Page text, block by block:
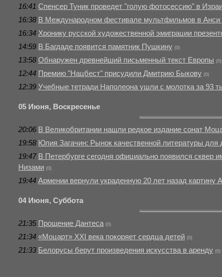
16:41 Спенсер Туник проведет "голую фотосессию" в
16:38 В Международном фестивале мультфильмов в Анси
16:34 Хронику русской художественной эмиграции
14:59 В Багдаде появится памятник Пушкину (0)
13:58 Обнаружен древнейший письменный текст Европы (0)
12:44 Премию "Нацбест" присудили Дмитрию Быкову (0)
12:39 Учебные тетради Наполеона ушли с молотка за 93
05 Июня, Воскресенье
20:06 В Великобритании нашли редкое издание сонат
19:58 Юлия Загачин: Рынок качественной литературы для
19:47 В Петербурге сегодня официально появился сквер
Низами (0)
19:44 Армении вернули украденную 20 лет назад картину
04 Июня, Суббота
21:35 Прощение Дантеса (0)
21:34 «Моцарт» XXI века покоряет сердца детей (0)
21:33 Белорусы берут произведения искусства в аренду (0)